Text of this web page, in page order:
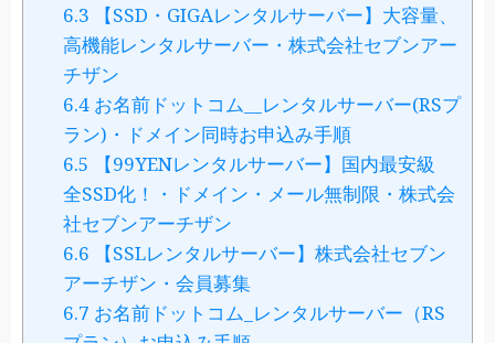
6.3 【SSD・GIGAレンタルサーバー】大容量、
高機能レンタルサーバー・株式会社セブンアー
チザン
6.4お名前ドットコム__レンタルサーバー(RSプ
ラン)・ドメイン同時お申込み手順
6.5 【99YENレンタルサーバー】国内最安級
全SSD化！・ドメイン・メール無制限・株式会
社セブンアーチザン
6.6 【SSLレンタルサーバー】株式会社セブン
アーチザン・会員募集
6.7 お名前ドットコム_レンタルサーバー（RS